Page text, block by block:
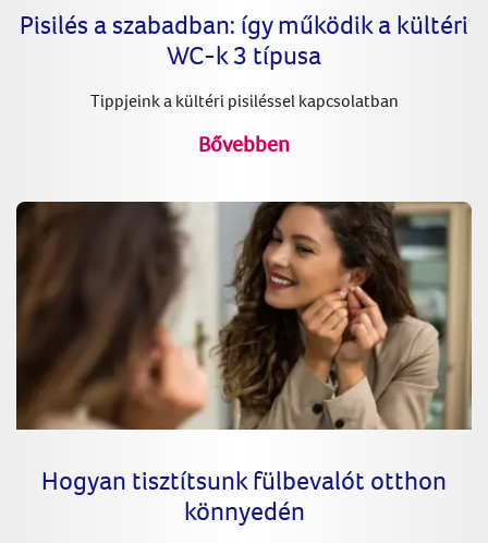
Pisilés a szabadban: így működik a kültéri
WC-k 3 típusa
Tippjeink a kültéri pisiléssel kapcsolatban
Bővebben
Hogyan tisztítsunk fülbevalót otthon
könnyedén